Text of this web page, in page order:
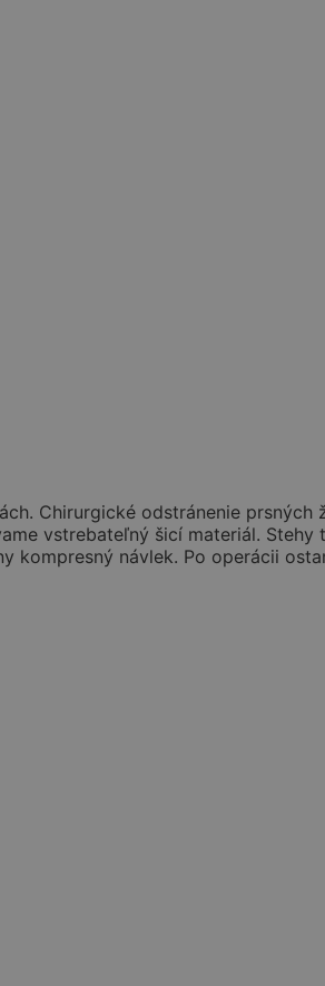
Chirurgické odstránenie prsných
vstrebateľný šicí materiál. Stehy
návlek. Po operácii